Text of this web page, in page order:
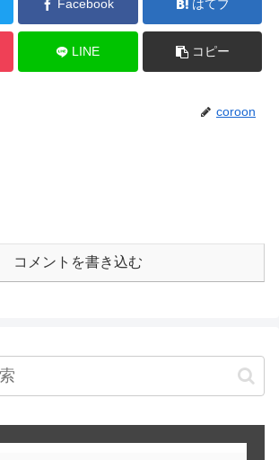
Facebook はてブ
LINE コピー
coroon
コメントを書き込む